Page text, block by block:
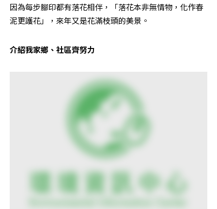
因為每步腳印都有落花相伴，「落花本非無情物，化作春
泥更護花」，來年又是花滿枝頭的美景。
介紹我家鄉、社區齊努力